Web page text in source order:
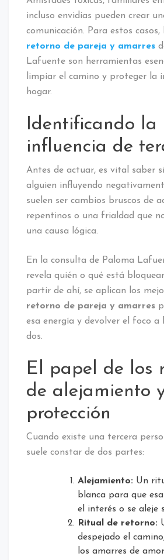
incluso envidias pueden crear
comunicación. Para estos casos,
retorno de pareja y amarres
Lafuente son herramientas
limpiar el camino y proteger la
hogar.
Identificando la
influencia de
Antes de actuar, es vital saber
alguien influyendo
suelen ser cambios bruscos de
repentinos o una frialdad que
una causa lógica.
En la consulta de Paloma
revela quién o qué está
partir de ahí, se aplican los
retorno de pareja y amarres
esa energía y devolver el foco a
dos.
El papel de los
de alejamiento
protección
Cuando existe una tercera
suele constar de dos partes:
Alejamiento: Un
blanca para que
el interés o se aleje
Ritual de retorno:
despejado el
los amarres de